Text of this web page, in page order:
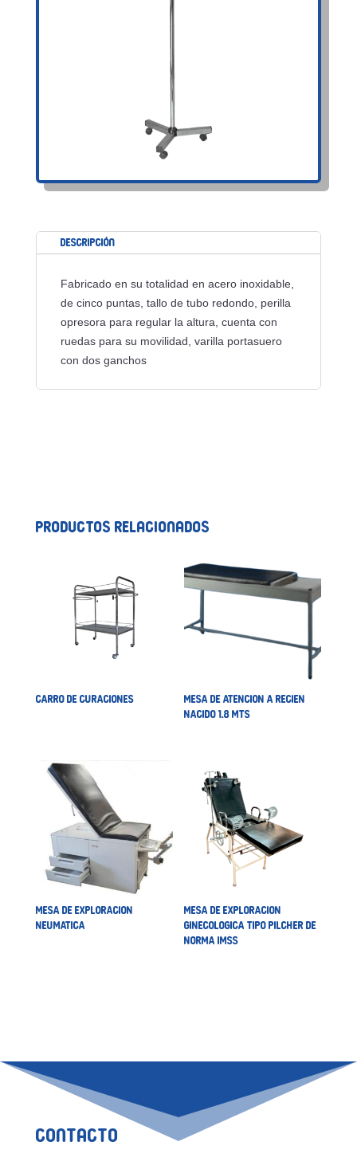
Descripción
Fabricado en su totalidad en acero inoxidable,
de cinco puntas, tallo de tubo redondo, perilla
opresora para regular la altura, cuenta con
ruedas para su movilidad, varilla portasuero
con dos ganchos
Productos relacionados
CARRO DE CURACIONES
MESA DE ATENCION A RECIEN
NACIDO 1.8 MTS
MESA DE EXPLORACION
NEUMATICA
MESA DE EXPLORACION
GINECOLOGICA TIPO PILCHER DE
NORMA IMSS
Contacto